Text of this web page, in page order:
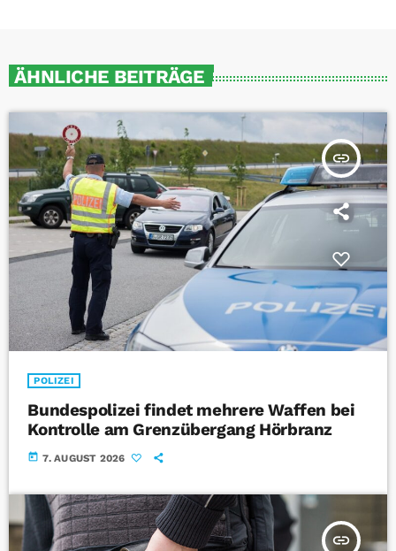
ÄHNLICHE BEITRÄGE
insert_link
POLIZEI
Bundespolizei findet mehrere Waffen bei
Kontrolle am Grenzübergang Hörbranz
today 7. AUGUST 2026
insert_link